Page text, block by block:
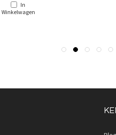
In
Winkelwagen